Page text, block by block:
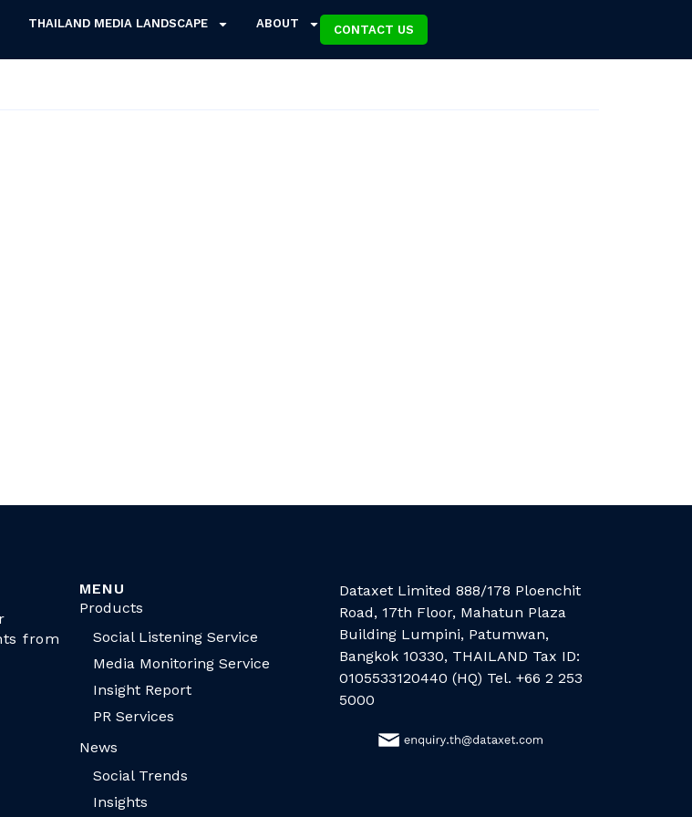
THAILAND MEDIA LANDSCAPE ABOUT CONTACT US
from
MENU
Products
Social Listening Service
Media Monitoring Service
Insight Report
PR Services
News
Social Trends
Insights
Dataxet Limited 888/178 Ploenchit
Road, 17th Floor, Mahatun Plaza
Building Lumpini, Patumwan,
Bangkok 10330, THAILAND Tax ID:
0105533120440 (HQ) Tel. +66 2 253
5000